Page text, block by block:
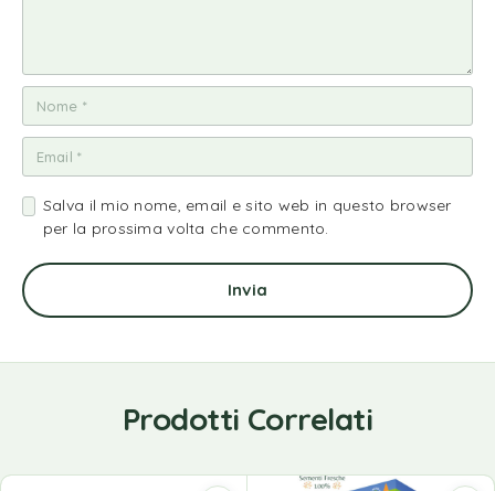
Salva il mio nome, email e sito web in questo browser
per la prossima volta che commento.
Prodotti Correlati